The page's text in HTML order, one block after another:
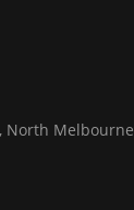
North Melbourne